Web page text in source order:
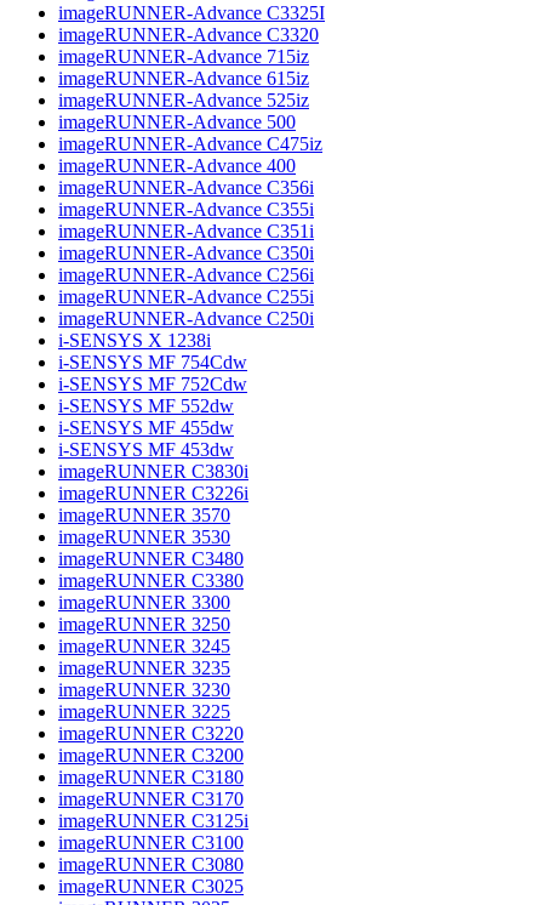
imageRUNNER-Advance C3325I
imageRUNNER-Advance C3320
imageRUNNER-Advance 715iz
imageRUNNER-Advance 615iz
imageRUNNER-Advance 525iz
imageRUNNER-Advance 500
imageRUNNER-Advance C475iz
imageRUNNER-Advance 400
imageRUNNER-Advance C356i
imageRUNNER-Advance C355i
imageRUNNER-Advance C351i
imageRUNNER-Advance C350i
imageRUNNER-Advance C256i
imageRUNNER-Advance C255i
imageRUNNER-Advance C250i
i-SENSYS X 1238i
i-SENSYS MF 754Cdw
i-SENSYS MF 752Cdw
i-SENSYS MF 552dw
i-SENSYS MF 455dw
i-SENSYS MF 453dw
imageRUNNER C3830i
imageRUNNER C3226i
imageRUNNER 3570
imageRUNNER 3530
imageRUNNER C3480
imageRUNNER C3380
imageRUNNER 3300
imageRUNNER 3250
imageRUNNER 3245
imageRUNNER 3235
imageRUNNER 3230
imageRUNNER 3225
imageRUNNER C3220
imageRUNNER C3200
imageRUNNER C3180
imageRUNNER C3170
imageRUNNER C3125i
imageRUNNER C3100
imageRUNNER C3080
imageRUNNER C3025